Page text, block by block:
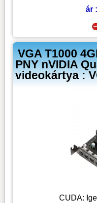
ár
VGA T1000
PNY nVIDIA
videokártya :
CUDA: